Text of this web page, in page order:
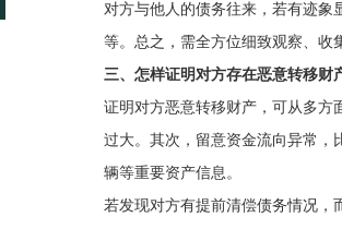
对方与他人的债务往来，若有迹象
等。总之，需全方位细致观察、收
三、怎样证明对方存在恶意转移财
证明对方恶意转移财产，可从多方
过大。其次，留意资金流向异常，
辆等重要资产信息。
若发现对方有提前清偿债务情况，